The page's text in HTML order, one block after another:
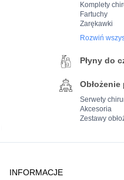
Komplety
Fartuchy
Zarękawki
Rozwiń
Płyny do
Serwety
Akcesoria
Zestawy
INFORMACJE